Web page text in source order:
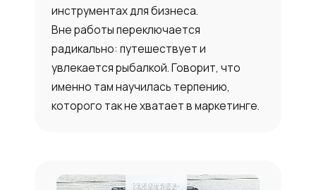
инструментах для бизнеса.
Вне работы переключается
радикально: путешествует и
увлекается рыбалкой. Говорит, что
именно там научилась терпению,
которого так не хватает в маркетинге.